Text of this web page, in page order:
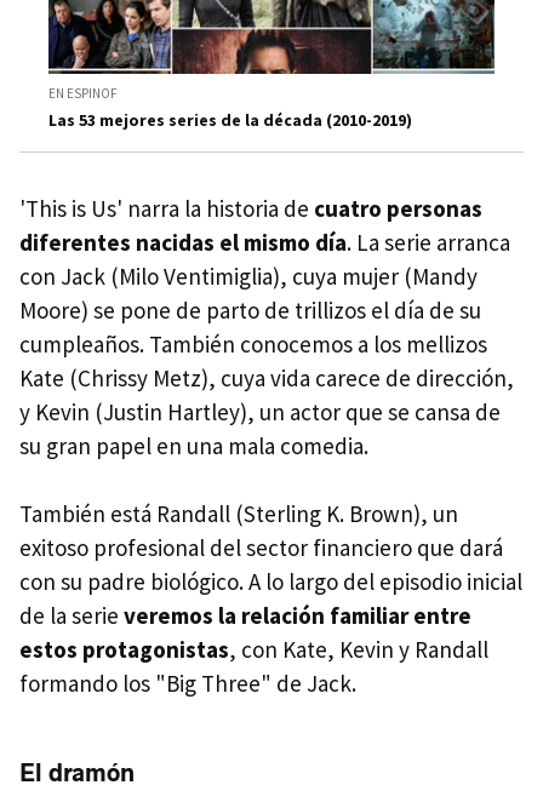
EN ESPINOF
Las 53 mejores series de la década (2010-2019)
'This is Us' narra la historia de cuatro personas
diferentes nacidas el mismo día. La serie arranca
con Jack (Milo Ventimiglia), cuya mujer (Mandy
Moore) se pone de parto de trillizos el día de su
cumpleaños. También conocemos a los mellizos
Kate (Chrissy Metz), cuya vida carece de dirección,
y Kevin (Justin Hartley), un actor que se cansa de
su gran papel en una mala comedia.
También está Randall (Sterling K. Brown), un
exitoso profesional del sector financiero que dará
con su padre biológico. A lo largo del episodio inicial
de la serie veremos la relación familiar entre
estos protagonistas, con Kate, Kevin y Randall
formando los "Big Three" de Jack.
El dramón